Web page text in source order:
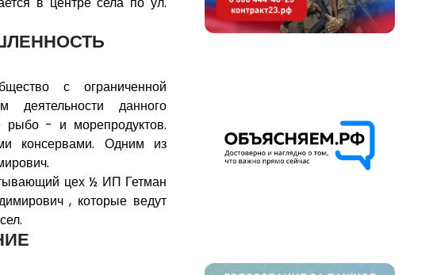
с ограниченной
деятельности данного
рыбо - и морепродуктов.
консервами. Одним из
цех ½ ИП Гетман
, которые ведут